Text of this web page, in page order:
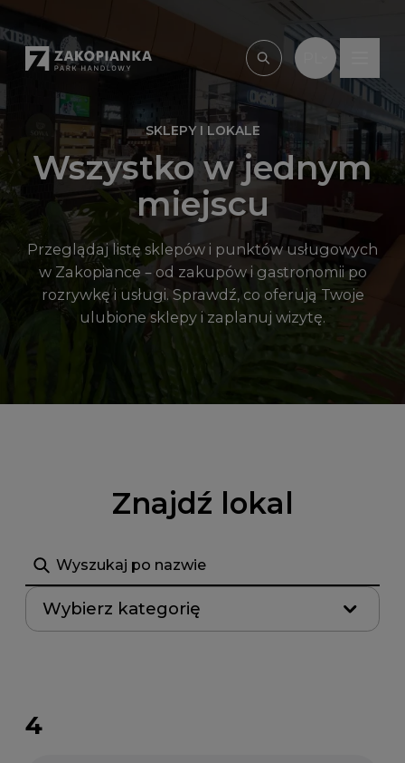
Przejdź do treści
Wpisz, czego
SKLEPY I LOKALE
Wszystko w jednym
miejscu
Przeglądaj listę sklepów i punktów usługowych
w Zakopiance – od zakupów i gastronomii po
rozrywkę i usługi. Sprawdź, co oferują Twoje
ulubione sklepy i zaplanuj wizytę.
Znajdź lokal
Szukaj
Wybierz kategorię
4